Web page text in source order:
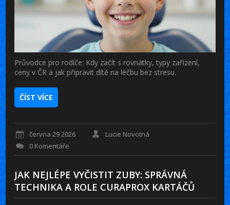
Průvodce pro rodiče: Kdy začít s rovnátky, typy zařízení,
ceny v ČR a jak připravit dítě na léčbu bez stresu.
ČÍST VÍCE
června 29 2026
Lucie Novotná
0 Komentáře
JAK NEJLÉPE VYČISTIT ZUBY: SPRÁVNÁ
TECHNIKA A ROLE CURAPROX KARTÁČŮ